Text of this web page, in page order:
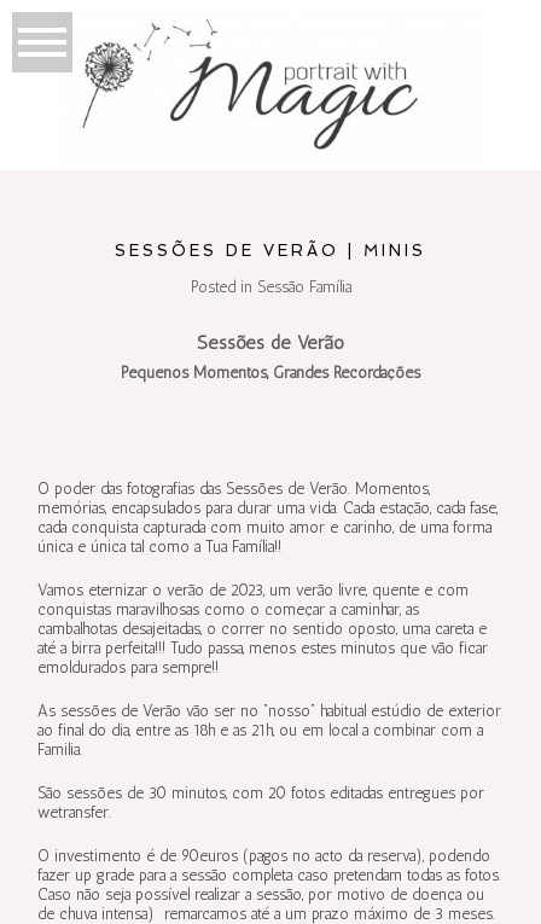
SESSÕES DE VERÃO | MINIS
Posted in Sessão Família
Sessões de Verão
Pequenos Momentos, Grandes Recordações
O poder das fotografias das Sessões de Verão. Momentos,
memórias, encapsulados para durar uma vida. Cada estação, cada fase,
cada conquista capturada com muito amor e carinho, de uma forma
única e única tal como a Tua Família!!
Vamos eternizar o verão de 2023, um verão livre, quente e com
conquistas maravilhosas como o começar a caminhar, as
cambalhotas desajeitadas, o correr no sentido oposto, uma careta e
até a birra perfeita!!! Tudo passa, menos estes minutos que vão ficar
emoldurados para sempre!!
As sessões de Verão vão ser no “nosso” habitual estúdio de exterior
ao final do dia, entre as 18h e as 21h, ou em local a combinar com a
Familia.
São sessões de 30 minutos, com 20 fotos editadas entregues por
wetransfer.
O investimento é de 90euros (pagos no acto da reserva), podendo
fazer up grade para a sessão completa caso pretendam todas as fotos.
Caso não seja possível realizar a sessão, por motivo de doença ou
de chuva intensa) remarcamos até a um prazo máximo de 3 meses.